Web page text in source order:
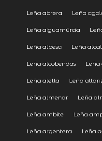
Leña abrera Leña
Leña aiguamúrcia
Leña albesa Leña
Leña alcobendas Leña
Leña alella Leña
Leña almenar Leña
Leña ambite Leña
Leña argentera Leña